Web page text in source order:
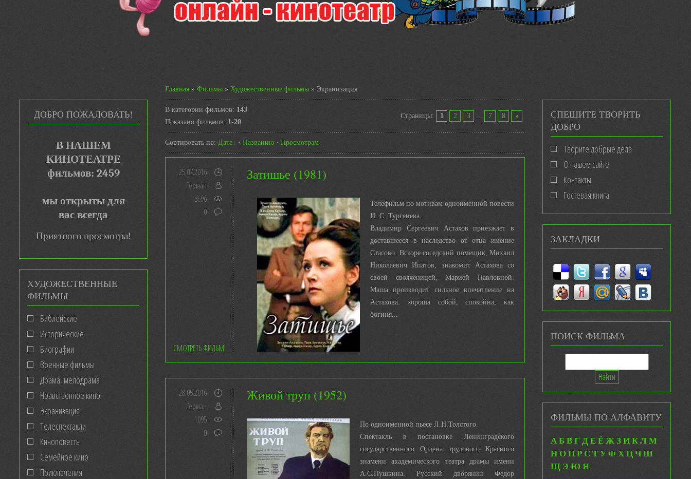
ДОБРО ПОЖАЛОВАТЬ!
В НАШЕМ
КИНОТЕАТРЕ
фильмов: 2459
мы открыты для
вас всегда
Приятного просмотра!
ХУДОЖЕСТВЕННЫЕ
ФИЛЬМЫ
Библейские
Исторические
Биографии
Военные фильмы
Драма, мелодрама
Нравственное кино
Экранизация
Телеспектакли
Киноповесть
Семейное кино
Приключения
Главная » Фильмы » Художественные фильмы » Экранизация
В категории фильмов: 143
Показано фильмов: 1-20
Страницы: 1 2 3 ... 7 8 »
Сортировать по: Дате · Названию · Просмотрам
Затишье (1981)
Телефильм по мотивам одноименной повести
И. С. Тургенева.
Владимир Сергеевич Астахов приезжает в
доставшееся в наследство от отца имение
Стасово. Вскоре соседский помещик, Михаил
Николаевич Ипатов, знакомит Астахова со
своей свояченицей, Марией Павловной.
Маша производит сильное впечатление на
Астахова: хороша собой, спокойна, как
богиня...
25.07.2016
Герман
3696
0
СМОТРЕТЬ ФИЛЬМ
Живой труп (1952)
По одноименной пьесе Л.Н.Толстого.
Спектакль в постановке Ленинградского
государственного Ордена трудового Красного
знамени академического театра драмы имени
А.С.Пушкина. Русский дворянин Федор
28.05.2016
Герман
1095
0
СПЕШИТЕ ТВОРИТЬ
ДОБРО
Творите добрые дела
О нашем сайте
Контакты
Гостевая книга
ЗАКЛАДКИ
ПОИСК ФИЛЬМА
ФИЛЬМЫ ПО АЛФАВИТУ
А Б В Г Д Е Ё Ж З И К Л М
Н О П Р С Т У Ф Х Ц Ч Ш
Щ Э Ю Я